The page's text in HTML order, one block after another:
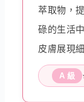
萃取物，
碌的生活
皮膚展現
A 級